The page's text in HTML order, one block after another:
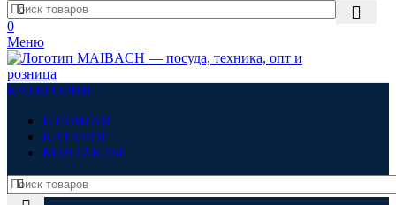
0
Меню
КАТЕГОРИИ
ГЛАВНАЯ
КАТАЛОГ
КОНТАКТЫ